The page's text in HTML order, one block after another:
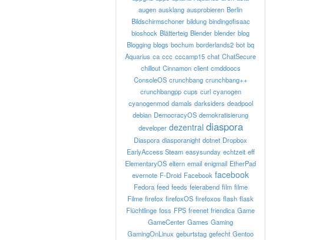
augen ausklang ausprobieren Berlin
Bildschirmschoner bildung bindingofisaac
bioshock Blätterteig Blender blender blog
Blogging blogs bochum borderlands2 bot bq
Aquarius ca ccc cccamp15 chat ChatSecure
chillout Cinnamon client cmddoocs
ConsoleOS crunchbang crunchbang++
crunchbangpp cups curl cyanogen
cyanogenmod damals darksiders deadpool
debian DemocracyOS demokratisierung
developer dezentral diaspora
Diaspora diasporanight dotnet Dropbox
EarlyAccess Steam easysunday echtzeit eff
ElementaryOS eltern email enigmail EtherPad
evernote F-Droid Facebook facebook
Fedora feed feeds feierabend film filme
Filme firefox firefoxOS firefoxos flash flask
Flüchtlinge foss FPS freenet friendica Game
GameCenter Games Gaming
GamingOnLinux geburtstag gefecht Gentoo